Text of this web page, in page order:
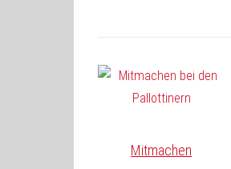
Mitmachen